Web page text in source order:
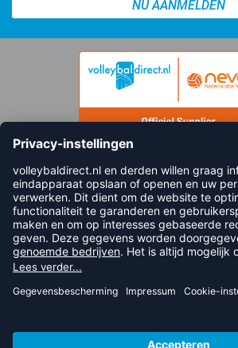
NU AANMELDEN
FOLLOW US